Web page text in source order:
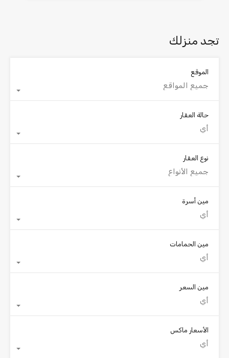
تجد منزلك
الموقع
جميع المواقع
حالة العقار
أي
نوع العقار
جميع الأنواع
مين أسرة
أي
مين الحمامات
أي
مين السعر
أي
الأسعار ماكس
أي